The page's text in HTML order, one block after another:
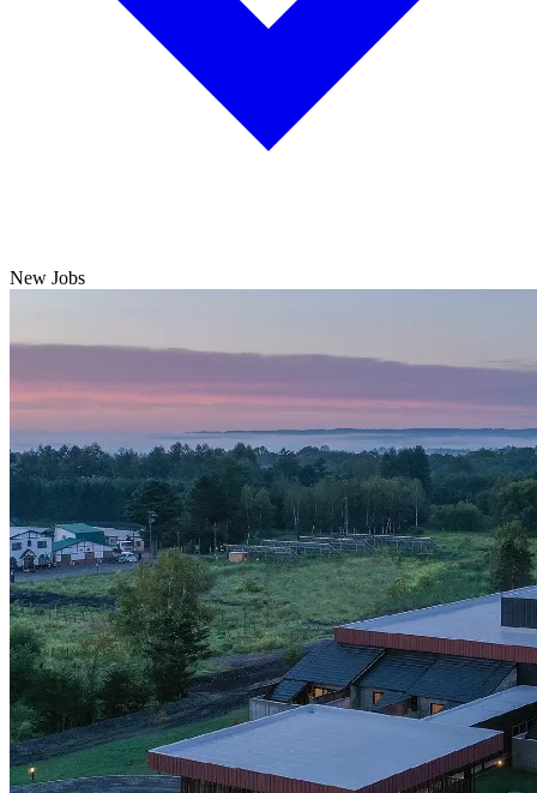
New Jobs